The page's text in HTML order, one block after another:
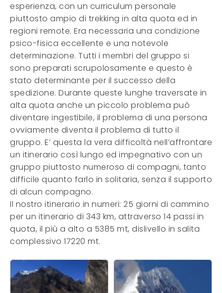
esperienza, con un curriculum personale
piuttosto ampio di trekking in alta quota ed in
regioni remote. Era necessaria una condizione
psico-fisica eccellente e una notevole
determinazione. Tutti i membri del gruppo si
sono preparati scrupolosamente e questo è
stato determinante per il successo della
spedizione. Durante queste lunghe traversate in
alta quota anche un piccolo problema può
diventare ingestibile, il problema di una persona
ovviamente diventa il problema di tutto il
gruppo. E’ questa la vera difficoltà nell’affrontare
un itinerario così lungo ed impegnativo con un
gruppo piuttosto numeroso di compagni, tanto
difficile quanto farlo in solitaria, senza il supporto
di alcun compagno.
Il nostro itinerario in numeri: 25 giorni di cammino
per un itinerario di 343 km, attraverso 14 passi in
quota, il più a alto a 5385 mt, dislivello in salita
complessivo 17220 mt.